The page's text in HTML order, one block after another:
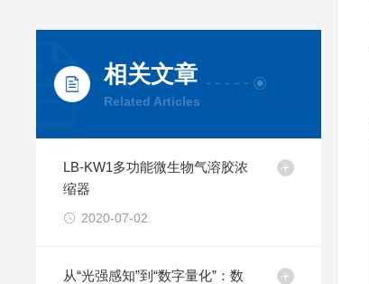
相关文章
Related Articles
LB-KW1多功能微生物气溶胶浓
缩器
2020-07-02
从“光强感知”到“数字量化”：数